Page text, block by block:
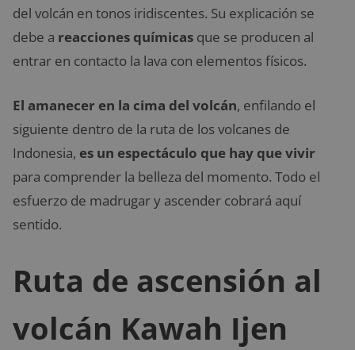
del volcán en tonos iridiscentes. Su explicación se
debe a reacciones químicas que se producen al
entrar en contacto la lava con elementos físicos.
El amanecer en la cima del volcán, enfilando el
siguiente dentro de la ruta de los volcanes de
Indonesia, es un espectáculo que hay que vivir
para comprender la belleza del momento. Todo el
esfuerzo de madrugar y ascender cobrará aquí
sentido.
Ruta de ascensión al
volcán Kawah Ijen